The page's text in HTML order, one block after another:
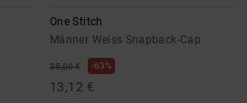
One Stitch
Männer Weiss Snapback-Cap
35,00 € 63%
13,12 €